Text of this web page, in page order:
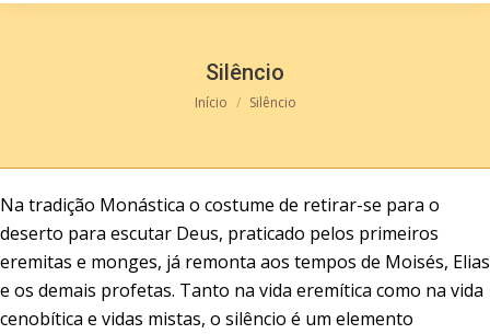
Silêncio
Você está aqui:
Início Silêncio
Na tradição Monástica o costume de retirar-se para o
deserto para escutar Deus, praticado pelos primeiros
eremitas e monges, já remonta aos tempos de Moisés, Elias
e os demais profetas. Tanto na vida eremítica como na vida
cenobítica e vidas mistas, o silêncio é um elemento